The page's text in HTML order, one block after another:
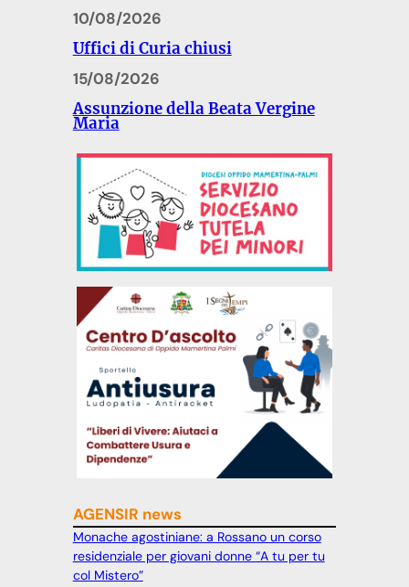
10/08/2026
Uffici di Curia chiusi
15/08/2026
Assunzione della Beata Vergine
Maria
AGENSIR news
Monache agostiniane: a Rossano un corso
residenziale per giovani donne “A tu per tu
col Mistero”